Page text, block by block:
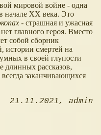
мировой войне - одна
начале XX века. Это
- страшная и ужасная
главного героя. Вместо
собой сборник
истории смертей на
в своей глупости
длинных рассказов,
заканчивающихся
21.11.2021 admin